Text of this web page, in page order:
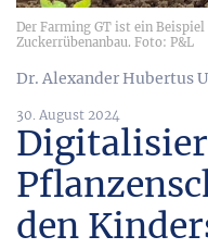
Der Farming GT ist ein
Zuckerrübenanbau. Foto: P&L
Dr. Alexander Hubertus
30. August 2024
den